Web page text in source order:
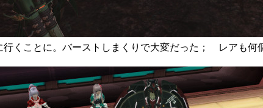
くことに。バーストしまくりで大変だった； レアも何